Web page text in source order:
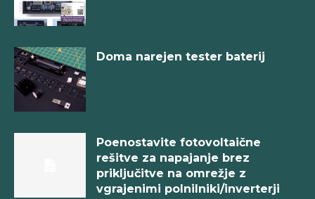
Doma narejen tester baterij
Poenostavite fotovoltaične
rešitve za napajanje brez
priključitve na omrežje z
vgrajenimi polnilniki/inverterji